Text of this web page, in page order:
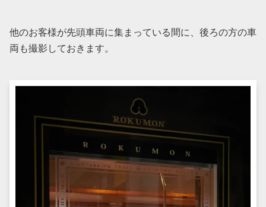
他のお客様が先頭車両に集まっている間に、後ろの方の車
両も撮影しておきます。